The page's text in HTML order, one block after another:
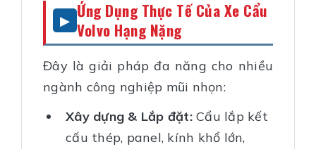
Ứng Dụng Thực Tế Của Xe Cẩu
Volvo Hạng Nặng
Đây là giải pháp đa năng cho nhiều
ngành công nghiệp mũi nhọn:
Xây dựng & Lắp đặt:Cẩu lắp kết
cấu thép, panel, kính khổ lớn,